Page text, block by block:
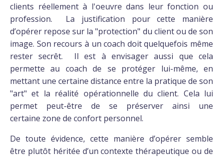
clients réellement à l'oeuvre dans leur fonction ou
profession. La justification pour cette manière
d’opérer repose sur la "protection" du client ou de son
image. Son recours à un coach doit quelquefois même
rester secrêt. Il est à envisager aussi que cela
permette au coach de se protéger lui-même, en
mettant une certaine distance entre la pratique de son
"art" et la réalité opérationnelle du client. Cela lui
permet peut-être de se préserver ainsi une
certaine zone de confort personnel.
De toute évidence, cette manière d’opérer semble
être plutôt héritée d’un contexte thérapeutique ou de